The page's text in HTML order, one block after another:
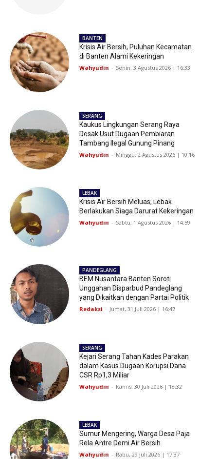
BANTEN
Krisis Air Bersih, Puluhan Kecamatan
di Banten Alami Kekeringan
Wahyudin - Senin, 3 Agustus 2026 | 16:33
SERANG
Kaukus Lingkungan Serang Raya
Desak Usut Dugaan Pembiaran
Tambang Ilegal Gunung Pinang
Wahyudin - Minggu, 2 Agustus 2026 | 10:16
LEBAK
Krisis Air Bersih Meluas, Lebak
Berlakukan Siaga Darurat Kekeringan
Wahyudin - Sabtu, 1 Agustus 2026 | 14:59
PANDEGLANG
BEM Nusantara Banten Soroti
Unggahan Disparbud Pandeglang
yang Dikaitkan dengan Partai Politik
Redaksi - Jumat, 31 Juli 2026 | 16:47
SERANG
Kejari Serang Tahan Kades Parakan
dalam Kasus Dugaan Korupsi Dana
CSR Rp1,3 Miliar
Wahyudin - Kamis, 30 Juli 2026 | 18:32
LEBAK
Sumur Mengering, Warga Desa Paja
Rela Antre Demi Air Bersih
Wahyudin - Rabu, 29 Juli 2026 | 17:37